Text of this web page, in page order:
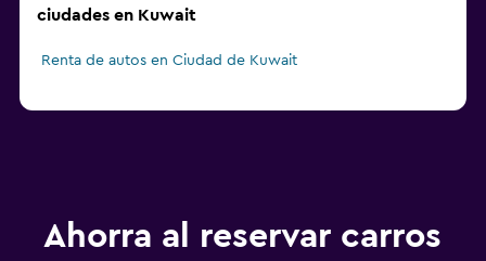
ciudades en Kuwait
Renta de autos en Ciudad de Kuwait
Ahorra al reservar carros